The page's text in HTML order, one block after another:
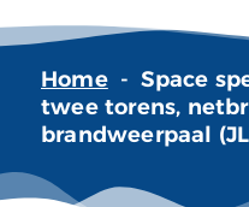
Home - Space
twee torens,
brandweerpaal